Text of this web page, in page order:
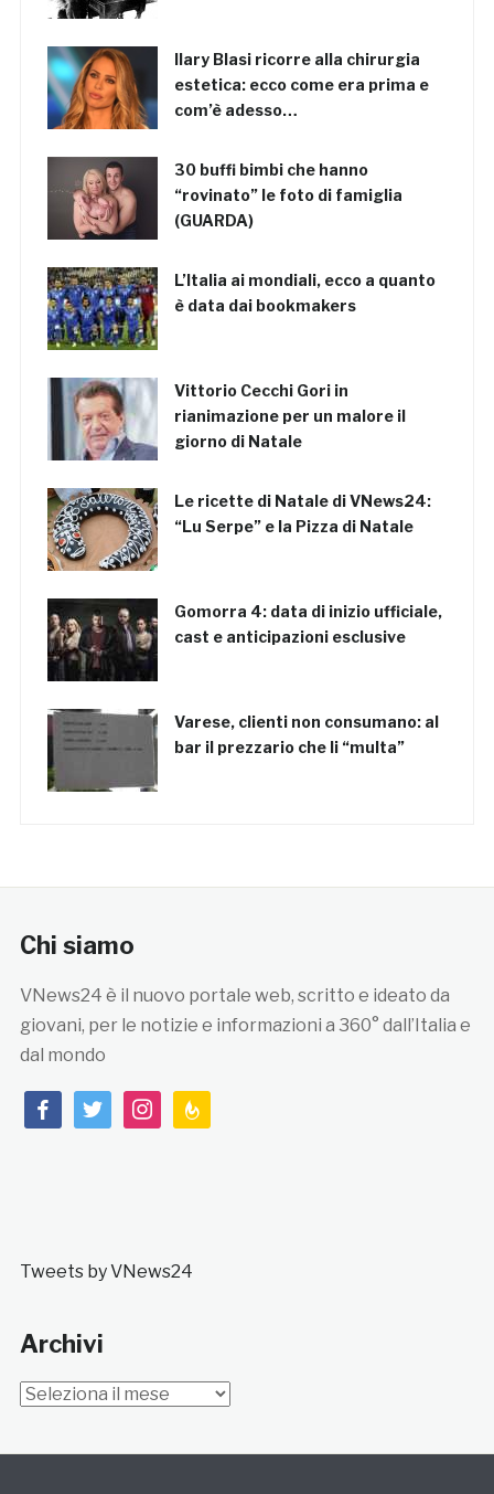
Ilary Blasi ricorre alla chirurgia
estetica: ecco come era prima e
com’è adesso…
30 buffi bimbi che hanno
“rovinato” le foto di famiglia
(GUARDA)
L’Italia ai mondiali, ecco a quanto
è data dai bookmakers
Vittorio Cecchi Gori in
rianimazione per un malore il
giorno di Natale
Le ricette di Natale di VNews24:
“Lu Serpe” e la Pizza di Natale
Gomorra 4: data di inizio ufficiale,
cast e anticipazioni esclusive
Varese, clienti non consumano: al
bar il prezzario che li “multa”
Chi siamo
VNews24 è il nuovo portale web, scritto e ideato da
giovani, per le notizie e informazioni a 360° dall’Italia e
dal mondo
facebooktwitterinstagramfeedburner
Tweets by VNews24
Archivi
Archivi